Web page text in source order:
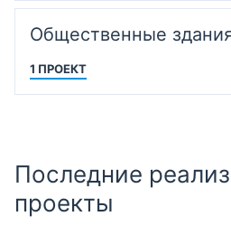
Общественные
1 ПРОЕКТ
Последние
проекты